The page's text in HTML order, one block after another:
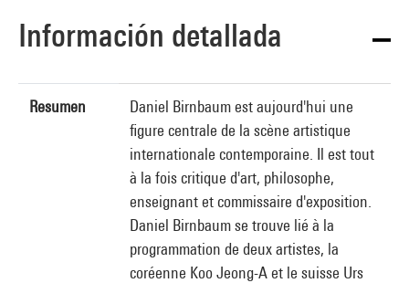
Información detallada
Resumen
Daniel Birnbaum est aujourd'hui une
figure centrale de la scène artistique
internationale contemporaine. Il est tout
à la fois critique d'art, philosophe,
enseignant et commissaire d'exposition.
Daniel Birnbaum se trouve lié à la
programmation de deux artistes, la
coréenne Koo Jeong-A et le suisse Urs